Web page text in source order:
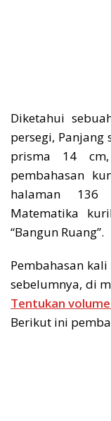
Diketahui
persegi, Panjang
prisma 14
pembahasan
halaman
Matematika
“Bangun Ruang”.
Pembahasan
sebelumnya, di
Tentukan
Berikut ini